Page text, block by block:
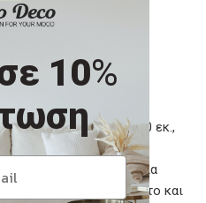
γνωρίζω;
και ύψος περίπου 70 εκ.,
επιφάνειες. Διαθέτει
την κατάλληλη για
καλώδιο είναι εύκαμπτο και
10%